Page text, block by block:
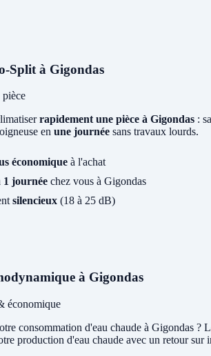
Split à Gigondas
pièce
rapidement une pièce à Gigondas :
en une journée sans travaux lourds.
économique à l'achat
1 journée chez vous à Gigondas
silencieux (18 à 25 dB)
à Gigondas
économique
consommation d'eau chaude à Gigondas ?
production d'eau chaude avec un retour sur